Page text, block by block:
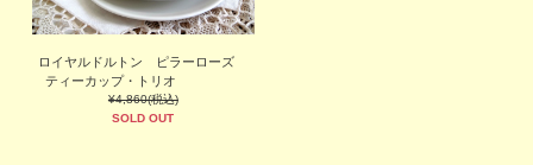
ロイヤルドルトン ピラーローズ
ティーカップ・トリオ
¥4,860(税込)
SOLD OUT